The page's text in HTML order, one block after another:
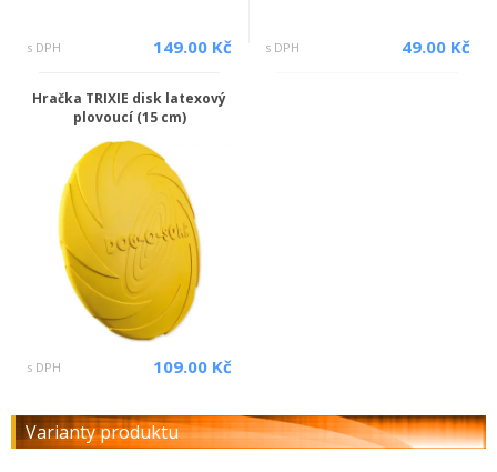
s DPH 149.00 Kč s DPH 49.00 Kč
Hračka TRIXIE disk latexový
plovoucí (15 cm)
s DPH 109.00 Kč
Varianty produktu